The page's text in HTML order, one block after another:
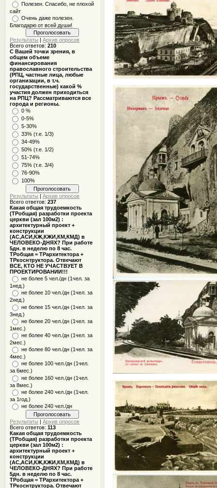
Полезен. Спасибо, не плохой
сайт
Очень даже полезен.
Благодарю от всей души!
Результаты |Архив опросов
Всего ответов:210
С Вашей точки зрения, в
общем объеме
финансирования
православного строительства
(РПЦ, частные лица, любые
организации, в т.ч.
государственные) какой %
участия должен приходиться
на РПЦ? Рассматриваются все
города и регионы.
0 %
0-5%
5-30%
33% (т.е. 1/3)
34-49%
50% (т.е. 1/2)
51-74%
75% (т.е. 3/4)
76-90%
100%
Результаты |Архив опросов
Всего ответов:237
Какая общая трудоемкость
(ТРобщая) разработки проекта
церкви (зал 100м2) :
архитектурный проект +
конструкции
(АС,АСИ,КЖ,КЖИ,КМ,КМД) в
ЧЕЛОВЕКО-ДНЯХ? При работе
5дн. в неделю по 8 час.
ТРобщая = ТРархитектора +
ТРкоснтруктора. Отвечают
ВСЕ, КТО НЕ УЧАСТВУЕТ В
ПРОЕКТИРОВАНИИ!!!
не более 5 чел./дн (1чел. за
1нед.)
не более 10 чел./дн (1чел. за
2нед.)
не более 15 чел./дн (1чел. за
3нед.)
не более 20 чел./дн (1чел. за
1мес.)
не более 40 чел./дн (1чел. за
2мес.)
не более 80 чел./дн (1чел. за
4мес.)
не более 100 чел./дн (1чел.
за 6мес.)
не более 160 чел./дн (1чел.
за 8мес.)
не более 240 чел./дн (1чел.
за 1год.)
не более 240 чел./дн
Результаты |Архив опросов
Всего ответов:113
Какая общая трудоемкость
(ТРобщая) разработки проекта
церкви (зал 100м2) :
архитектурный проект +
конструкции
(АС,АСИ,КЖ,КЖИ,КМ,КМД) в
ЧЕЛОВЕКО-ДНЯХ? При работе
5дн. в неделю по 8 час.
ТРобщая = ТРархитектора +
ТРкоснтруктора. Отвечают